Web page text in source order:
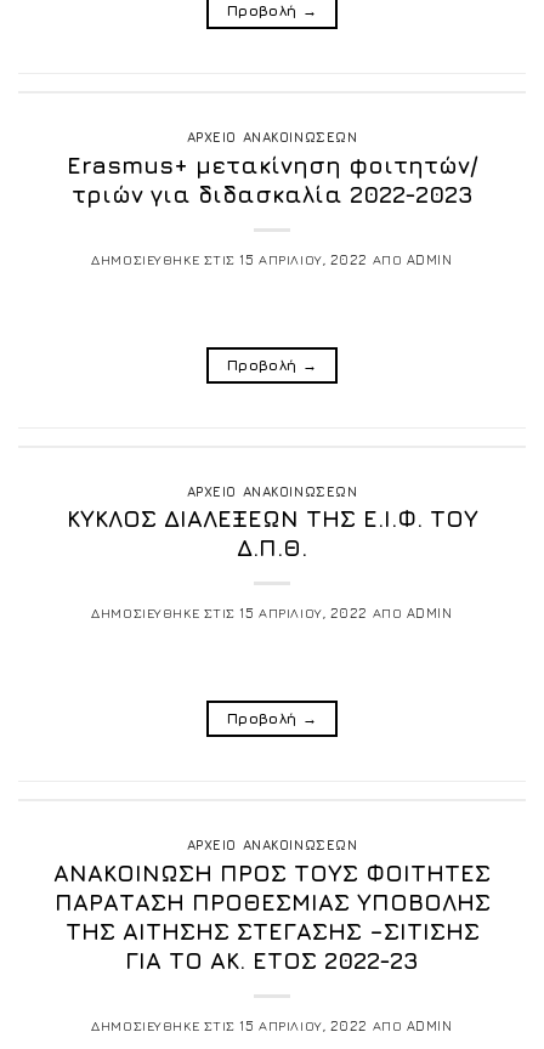
Προβολή →
ΑΡΧΕΙΟ ΑΝΑΚΟΙΝΩΣΕΩΝ
Erasmus+ μετακίνηση φοιτητών/
τριών για διδασκαλία 2022-2023
ΔΗΜΟΣΙΕΥΘΗΚΕ ΣΤΙΣ 15 ΑΠΡΙΛΙΟΥ, 2022 ΑΠΟ ADMIN
Προβολή →
ΑΡΧΕΙΟ ΑΝΑΚΟΙΝΩΣΕΩΝ
ΚΥΚΛΟΣ ΔΙΑΛΕΞΕΩΝ ΤΗΣ Ε.Ι.Φ. ΤΟΥ
Δ.Π.Θ.
ΔΗΜΟΣΙΕΥΘΗΚΕ ΣΤΙΣ 15 ΑΠΡΙΛΙΟΥ, 2022 ΑΠΟ ADMIN
Προβολή →
ΑΡΧΕΙΟ ΑΝΑΚΟΙΝΩΣΕΩΝ
ΑΝΑΚΟΙΝΩΣΗ ΠΡΟΣ ΤΟΥΣ ΦΟΙΤΗΤΕΣ
ΠΑΡΑΤΑΣΗ ΠΡΟΘΕΣΜΙΑΣ ΥΠΟΒΟΛΗΣ
ΤΗΣ ΑΙΤΗΣΗΣ ΣΤΕΓΑΣΗΣ –ΣΙΤΙΣΗΣ
ΓΙΑ ΤΟ ΑΚ. ΕΤΟΣ 2022-23
ΔΗΜΟΣΙΕΥΘΗΚΕ ΣΤΙΣ 15 ΑΠΡΙΛΙΟΥ, 2022 ΑΠΟ ADMIN